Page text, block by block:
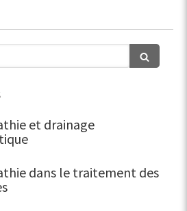
et drainage
dans le traitement des